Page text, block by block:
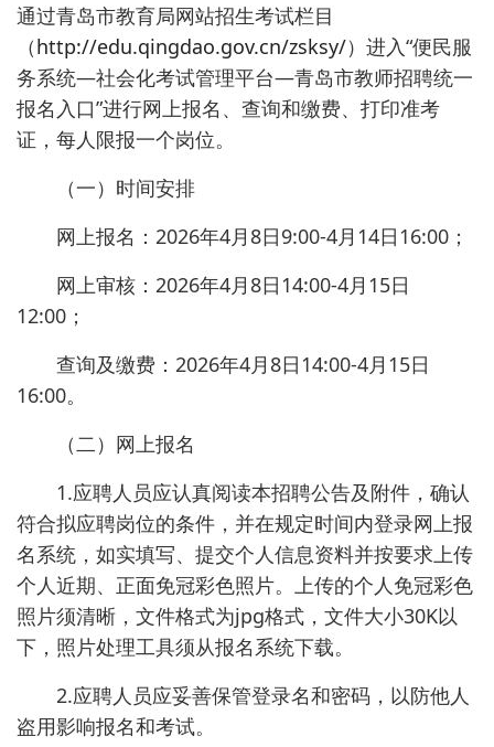
通过青岛市教育局网站招生考试栏目
（http://edu.qingdao.gov.cn/zsksy/）进入“便民服
务系统—社会化考试管理平台—青岛市教师招聘统一
报名入口”进行网上报名、查询和缴费、打印准考
证，每人限报一个岗位。
（一）时间安排
网上报名：2026年4月8日9:00-4月14日16:00；
网上审核：2026年4月8日14:00-4月15日
12:00；
查询及缴费：2026年4月8日14:00-4月15日
16:00。
（二）网上报名
1.应聘人员应认真阅读本招聘公告及附件，确认
符合拟应聘岗位的条件，并在规定时间内登录网上报
名系统，如实填写、提交个人信息资料并按要求上传
个人近期、正面免冠彩色照片。上传的个人免冠彩色
照片须清晰，文件格式为jpg格式，文件大小30K以
下，照片处理工具须从报名系统下载。
2.应聘人员应妥善保管登录名和密码，以防他人
盗用影响报名和考试。